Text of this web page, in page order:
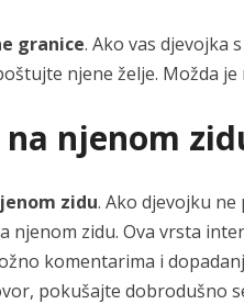
granice. Ako vas djevojka
njene želje. Možda
na njenom
zidu. Ako djevojku
njenom zidu. Ova vrsta
komentarima i
pokušajte dobrodušno